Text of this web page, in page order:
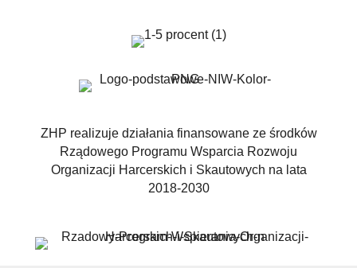
ZHP realizuje działania finansowane ze środków
Rządowego Programu Wsparcia Rozwoju
Organizacji Harcerskich i Skautowych na lata
2018-2030